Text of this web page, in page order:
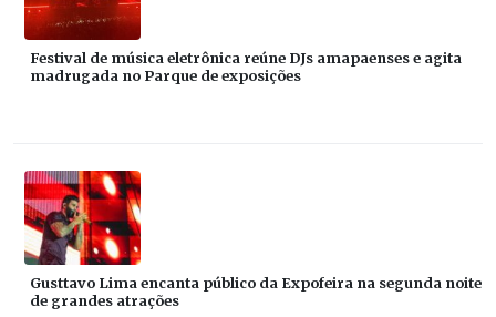
Festival de música eletrônica reúne DJs amapaenses e agita
madrugada no Parque de exposições
Gusttavo Lima encanta público da Expofeira na segunda noite
de grandes atrações